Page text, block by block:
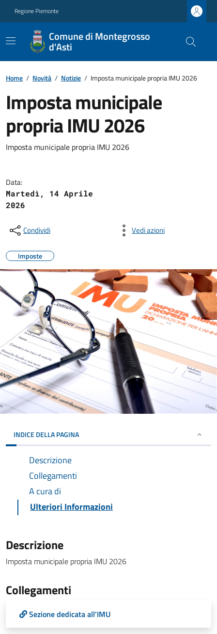
Regione Piemonte
Comune di Montegrosso
d'Asti
Home / Novità / Notizie / Imposta municipale propria IMU 2026
Imposta municipale
propria IMU 2026
Imposta municipale propria IMU 2026
Data:
Martedì, 14 Aprile
2026
Condividi Vedi azioni
Imposte
INDICE DELLA PAGINA
Descrizione
Collegamenti
A cura di
Ulteriori Informazioni
Descrizione
Imposta municipale propria IMU 2026
Collegamenti
Sezione dedicata all'IMU